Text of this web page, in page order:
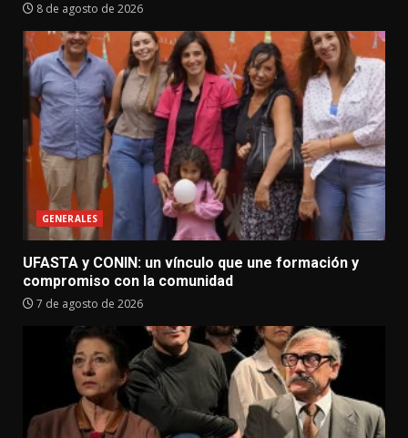
8 de agosto de 2026
GENERALES
UFASTA y CONIN: un vínculo que une formación y
compromiso con la comunidad
7 de agosto de 2026